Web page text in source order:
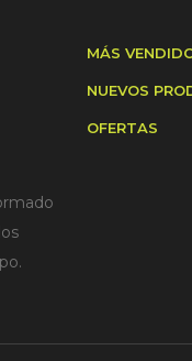
MÁS
NUEVOS
OFERTAS